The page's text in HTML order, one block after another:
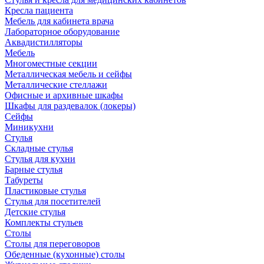
Кресла пациента
Мебель для кабинета врача
Лабораторное оборудование
Аквадистилляторы
Мебель
Многоместные секции
Металлическая мебель и сейфы
Металлические стеллажи
Офисные и архивные шкафы
Шкафы для раздевалок (локеры)
Сейфы
Миникухни
Стулья
Складные стулья
Стулья для кухни
Барные стулья
Табуреты
Пластиковые стулья
Стулья для посетителей
Детские стулья
Комплекты стульев
Столы
Столы для переговоров
Обеденные (кухонные) столы